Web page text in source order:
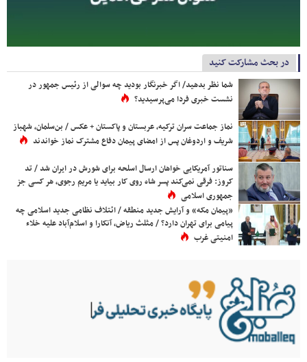
در بحث مشارکت کنید
شما نظر بدهید/ اگر خبرنگار بودید چه سوالی از رئیس جمهور در
نشست خبری فردا می‌پرسیدید؟
نماز جماعت سران ترکیه، عربستان و پاکستان + عکس / بن‌سلمان، شهباز
شریف و اردوغان پس از امضای پیمان دفاع مشترک نماز خواندند
سناتور آمریکایی خواهان ارسال اسلحه برای شورش در ایران شد / تد
کروز: فرقی نمی‌کند پسر شاه روی کار بیاید یا مریم رجوی، هر کسی جز
جمهوری اسلامی
«پیمان مکه» و آرایش جدید منطقه / ائتلاف نظامی جدید اسلامی چه
پیامی برای تهران دارد؟ / مثلث ریاض، آنکارا و اسلام‌آباد علیه خلاء
امنیتی غرب